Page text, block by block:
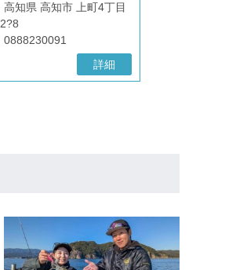
高知県 高知市 上町4丁目
2?8
0888230091
詳細